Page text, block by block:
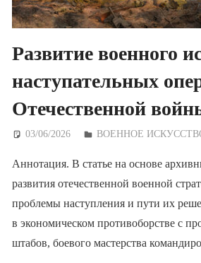
Развитие военного
наступательных
Отечественной
03/06/2026 Дежурный по Редакции
ВОЕННОЕ
Аннотация. В статье на основе
развития отечественной военной
проблемы наступления и пути их
в экономическом противоборстве с
штабов, боевого мастерства